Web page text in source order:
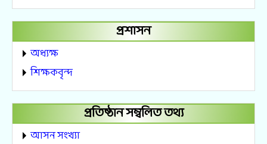
প্রশাসন
অধ্যক্ষ
শিক্ষকবৃন্দ
প্রতিষ্ঠান সম্বলিত তথ্য
আসন সংখ্যা